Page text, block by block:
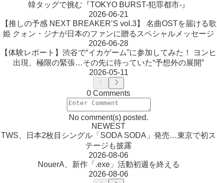
韓タッグで挑む『TOKYO BURST-犯罪都市-』
2026-06-21
【推しの予感 NEXT BREAKER’S vol.3】 名曲OSTを届ける歌
姫 クォン・ジナが日本のファンに贈るスペシャルメッセージ
2026-06-28
【体験レポート】渋谷で“イカゲーム”に参加してみた！ ヨンヒ
出現、極限の緊張…その先に待っていた“予想外の展開”
2026-05-11
0 Comments
No comment(s) posted.
NEWEST
TWS、日本2枚目シングル「SODA SODA」発売…東京で初ス
テージも披露
2026-08-06
NouerA、新作「.exe」活動初週を終える
2026-08-06